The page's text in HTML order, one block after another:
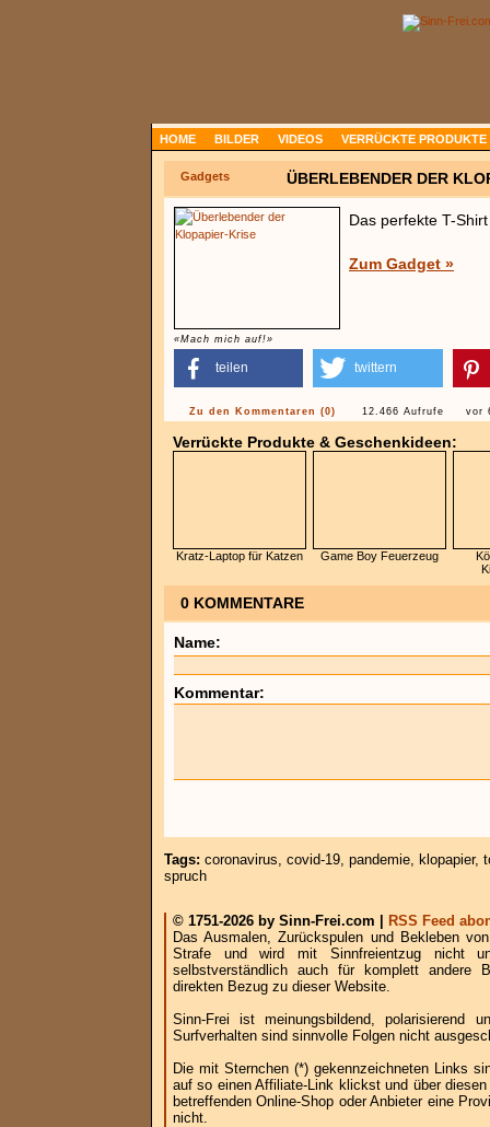
HOME BILDER VIDEOS VERRÜCKTE PRODUKTE
Gadgets ÜBERLEBENDER DER
«Mach mich auf!»
Das perfekte T-
Zum Gadget »
teilen twittern
Zu den Kommentaren (0) 12.466 Aufrufe vor
Verrückte Produkte & Geschenkideen:
Kratz-Laptop für Katzen Game Boy Feuerzeug
0 KOMMENTARE
Name:
Kommentar:
Tags: coronavirus, covid-19, pandemie, klopapier,
spruch
© 1751-2026 by Sinn-Frei.com |
RSS Feed
Das Ausmalen, Zurückspulen und Bekleben
Strafe und wird mit Sinnfreientzug nicht
selbstverständlich auch für komplett andere
direkten Bezug zu dieser Website.
Sinn-Frei ist meinungsbildend, polarisierend
Surfverhalten sind sinnvolle Folgen nicht
Die mit Sternchen (*) gekennzeichneten Links
auf so einen Affiliate-Link klickst und über
betreffenden Online-Shop oder Anbieter eine
nicht.